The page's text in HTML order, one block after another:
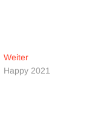
WeiterNächster
Beitrag:
Happy 2021